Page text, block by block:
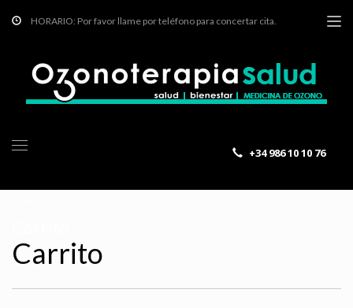
HORARIO: Por favor llame por teléfono para concertar cita.
+34 986 10 10 76
Carrito